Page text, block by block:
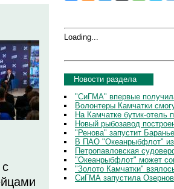
Loading...
Новости раздела
"СиГМА" впервые
Волонтеры Камчатки
На Камчатке бутик-отель
Новый рыбозавод
"Ренова" запустит
В ПАО "Океанрыбфлот"
Петропавловская
"Океанрыбфлот" может
"Золото Камчатки"
СиГМА запустила